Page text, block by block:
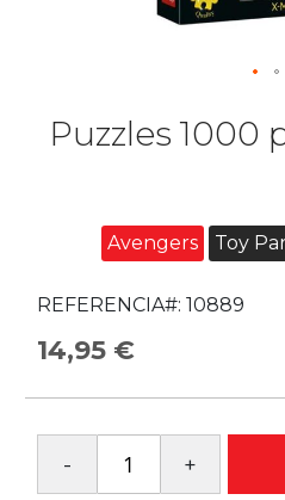
Puzzles 1000
Avengers Toy
REFERENCIA#: 10889
14,95 €